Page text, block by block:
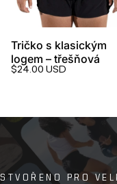
Tričko s klasickým
logem – třešňová
$24.00 USD
STVOŘENO PRO